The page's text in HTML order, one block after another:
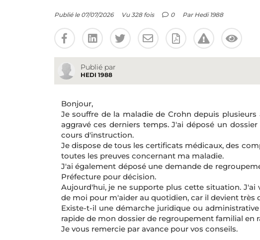
Publié le 07/07/2026 Vu 328 fois 0 Par Hedi 1988
Publié par
HEDI 1988
Bonjour,
Je souffre de la maladie de Crohn depuis
aggravé ces derniers temps. J'ai déposé un
cours d'instruction.
Je dispose de tous les certificats médicaux, des
toutes les preuves concernant ma maladie.
J'ai également déposé une demande de
Préfecture pour décision.
Aujourd'hui, je ne supporte plus cette situation.
de moi pour m'aider au quotidien, car il devient très
Existe-t-il une démarche juridique ou
rapide de mon dossier de regroupement familial en
Je vous remercie par avance pour vos conseils.